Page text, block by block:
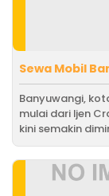
Sewa Mobil
Banyuwangi,
mulai dari Ijen
kini semakin